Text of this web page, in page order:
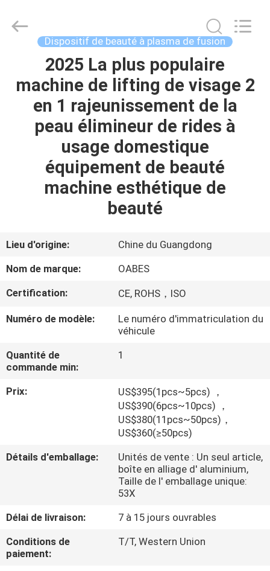
MAISON
PRODUITS
SUJET
VISITE
D'USINE
CONTRÔLE
DE
NOUS
UNE
PLAN
DU
SITE
fusion
Zhuhai
Dispositif de beauté à plasma de fusion
2025 La plus populaire
machine de lifting de visage 2
en 1 rajeunissement de la
peau élimineur de rides à
usage domestique
équipement de beauté
machine esthétique de
beauté
Lieu d'origine:
Chine du Guangdong
Nom de marque:
OABES
Certification:
CE, ROHS，ISO
Numéro de modèle:
Le numéro d'immatriculation du
véhicule
Quantité de
commande min:
1
Prix:
US$395(1pcs~5pcs) ，
US$390(6pcs~10pcs) ，
US$380(11pcs~50pcs)，
US$360(≥50pcs)
Détails d'emballage:
Unités de vente : Un seul article,
boîte en alliage d' aluminium,
Taille de l' emballage unique:
53X
Délai de livraison:
7 à 15 jours ouvrables
Conditions de
paiement:
T/T, Western Union